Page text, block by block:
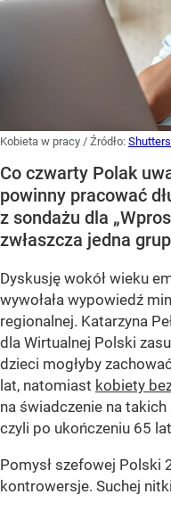
Kobieta w pracy / Źródło:
Co czwarty Polak
powinny pracować
z sondażu dla
zwłaszcza jedna
Dyskusję wokół wieku
wywołała wypowiedź
regionalnej. Katarzyna
dla Wirtualnej Polski
dzieci mogłyby
lat, natomiast kobiety
na świadczenie na
czyli po ukończeniu 65
Pomysł szefowej Polski
kontrowersje. Suchej